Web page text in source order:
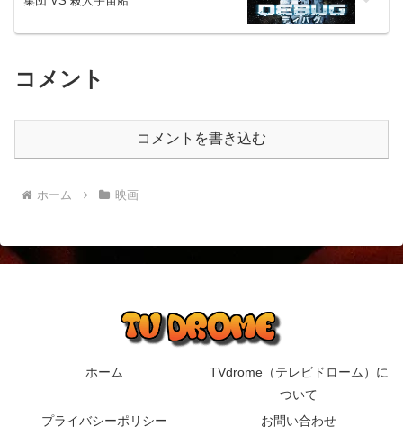
コメント
コメントを書き込む
ホーム 映画
ホーム
TVdrome（テレビドローム）に
ついて
プライバシーポリシー
お問い合わせ